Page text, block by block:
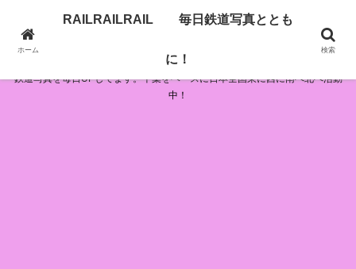
RAILRAILRAIL 毎日鉄道写真とともに！
鉄道写真を毎日UPしてます。千葉をベースに日本全国東に西に南へ北へ活動
中！
ホーム
RAILRAILRAIL 毎日鉄道写真ととも
に！
検索